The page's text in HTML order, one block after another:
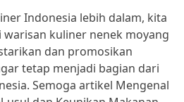
Indonesia lebih dalam, kita
kuliner nenek moyang
dan promosikan
tetap menjadi bagian dari
Semoga artikel Mengenal